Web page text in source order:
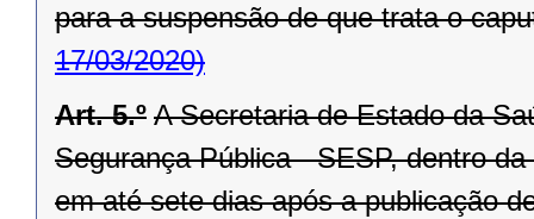
para a suspensão de que trata o
17/03/2020)
Art. 5.º A Secretaria de Estado da
Segurança Pública - SESP, dentro
em até sete dias após a publicação